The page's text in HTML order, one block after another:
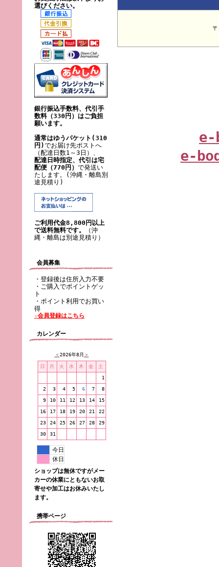
選びください。
銀行振込手数料、代引手
数料（330円）はご負担
願います。
通常はゆうパケット(310
円)でお届け先ポストへ
（配達日数1～3日）、
配達日時指定、代引は宅
配便（770円） で発送い
たします。(沖縄・離島別
途見積り)
ご利用代金8,800円以上
で送料無料です。
（沖
縄・離島は別途見積り）
会員募集
・登録後は住所入力不要
・ご購入でポイントゲッ
ト
・ポイント利用でお買い
得
☆会員登録はこちら
カレンダー
＜2026年8月 ＞
日 月 火 水 木 金 土
1
2 3 4 5 6 7 8
9 10 11 12 13 14 15
16 17 18 19 20 21 22
23 24 25 26 27 28 29
30 31
今日
休日
ショップは無休ですがメー
カーの休業にともないお取
寄せや加工はお休みいたし
ます。
携帯ページ
e-
e-